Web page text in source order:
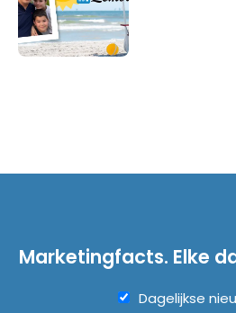
Marketingfacts. Elke
Dagelijkse